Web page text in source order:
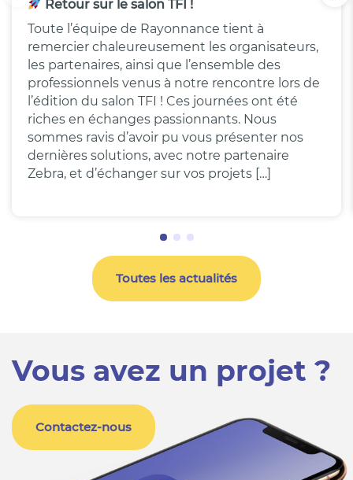
Retour sur le salon TFI !
Toute l’équipe de Rayonnance tient à
remercier chaleureusement les organisateurs,
les partenaires, ainsi que l’ensemble des
professionnels venus à notre rencontre lors de
l’édition du salon TFI ! Ces journées ont été
riches en échanges passionnants. Nous
sommes ravis d’avoir pu vous présenter nos
dernières solutions, avec notre partenaire
Zebra, et d’échanger sur vos projets […]
Toutes les actualités
Vous avez un projet ?
Contactez-nous